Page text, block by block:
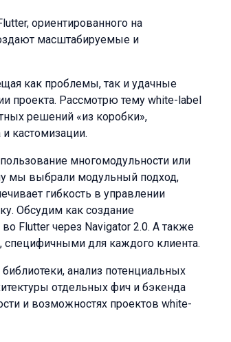
ориентированного на
масштабируемые и
как проблемы, так и удачные
проекта. Рассмотрю тему white-label
решений «из коробки»,
кастомизации.
многомодульности или
мы выбрали модульный подход,
гибкость в управлении
Обсудим как создание
Flutter через Navigator 2.0. А также
для каждого клиента.
анализ потенциальных
отдельных фич и бэкенда
и возможностях проектов white-